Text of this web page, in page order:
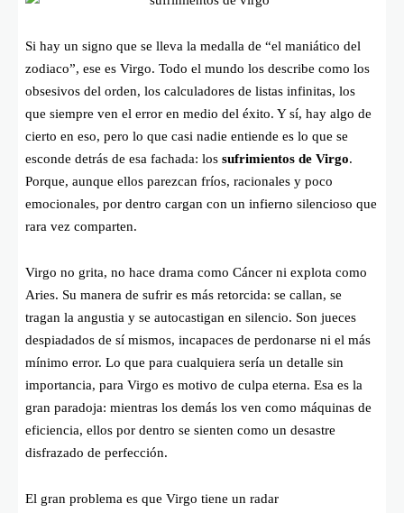
Si hay un signo que se lleva la medalla de “el maniático del
zodiaco”, ese es Virgo. Todo el mundo los describe como los
obsesivos del orden, los calculadores de listas infinitas, los
que siempre ven el error en medio del éxito. Y sí, hay algo de
cierto en eso, pero lo que casi nadie entiende es lo que se
esconde detrás de esa fachada: los sufrimientos de Virgo.
Porque, aunque ellos parezcan fríos, racionales y poco
emocionales, por dentro cargan con un infierno silencioso que
rara vez comparten.
Virgo no grita, no hace drama como Cáncer ni explota como
Aries. Su manera de sufrir es más retorcida: se callan, se
tragan la angustia y se autocastigan en silencio. Son jueces
despiadados de sí mismos, incapaces de perdonarse ni el más
mínimo error. Lo que para cualquiera sería un detalle sin
importancia, para Virgo es motivo de culpa eterna. Esa es la
gran paradoja: mientras los demás los ven como máquinas de
eficiencia, ellos por dentro se sienten como un desastre
disfrazado de perfección.
El gran problema es que Virgo tiene un radar